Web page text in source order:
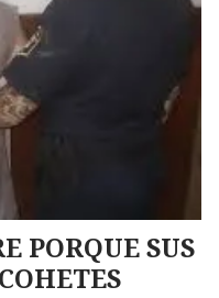
PORQUE SUS